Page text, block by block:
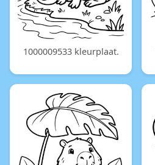
1000009533 kleurplaat.